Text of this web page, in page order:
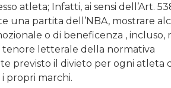
atleta; Infatti, ai sensi dell’Art.
una partita dell’NBA, mostrare
o di beneficenza , incluso,
tenore letterale della normativa
previsto il divieto per ogni atleta
propri marchi.